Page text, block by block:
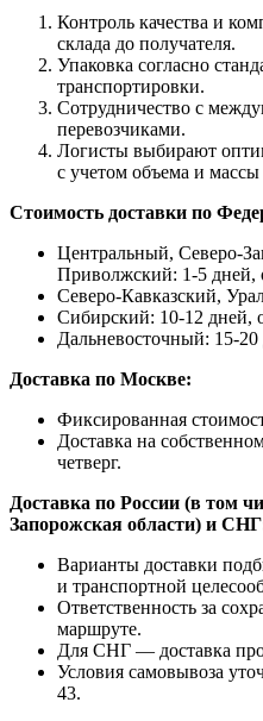
Контроль качества и
склада до получателя.
Упаковка согласно
транспортировки.
Сотрудничество с
перевозчиками.
Логисты выбирают
с учетом объема и массы
Стоимость доставки по
Центральный, Северо-
Приволжский: 1-5 дней,
Северо-Кавказский,
Сибирский: 10-12 дней,
Дальневосточный: 15-20
Доставка по Москве:
Фиксированная
Доставка на
четверг.
Доставка по России (в том
Запорожская области) и
Варианты доставки
и транспортной
Ответственность за
маршруте.
Для СНГ — доставка
Условия самовывоза
43.